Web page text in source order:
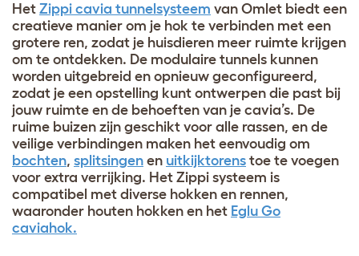
Het Zippi cavia tunnelsysteem van Omlet biedt een
creatieve manier om je hok te verbinden met een
grotere ren, zodat je huisdieren meer ruimte krijgen
om te ontdekken. De modulaire tunnels kunnen
worden uitgebreid en opnieuw geconfigureerd,
zodat je een opstelling kunt ontwerpen die past bij
jouw ruimte en de behoeften van je cavia’s. De
ruime buizen zijn geschikt voor alle rassen, en de
veilige verbindingen maken het eenvoudig om
bochten, splitsingen en uitkijktorens toe te voegen
voor extra verrijking. Het Zippi systeem is
compatibel met diverse hokken en rennen,
waaronder houten hokken en het Eglu Go
caviahok.